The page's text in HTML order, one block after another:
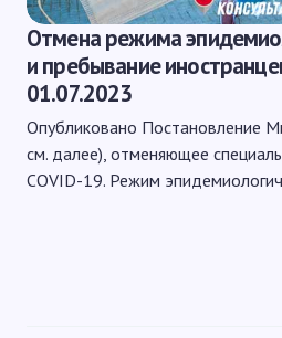
Отмена режима
и пребывание
01.07.2023
Опубликовано Постановление
см. далее), отменяющее
COVID-19. Режим